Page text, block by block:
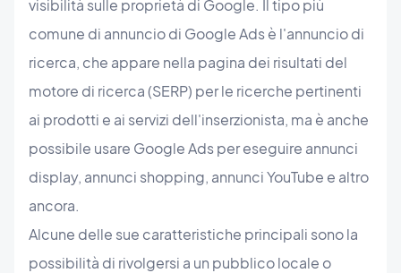
visibilità sulle proprietà di Google. Il tipo più
comune di annuncio di Google Ads è l'annuncio di
ricerca, che appare nella pagina dei risultati del
motore di ricerca (SERP) per le ricerche pertinenti
ai prodotti e ai servizi dell'inserzionista, ma è anche
possibile usare Google Ads per eseguire annunci
display, annunci shopping, annunci YouTube e altro
ancora.
Alcune delle sue caratteristiche principali sono la
possibilità di rivolgersi a un pubblico locale o